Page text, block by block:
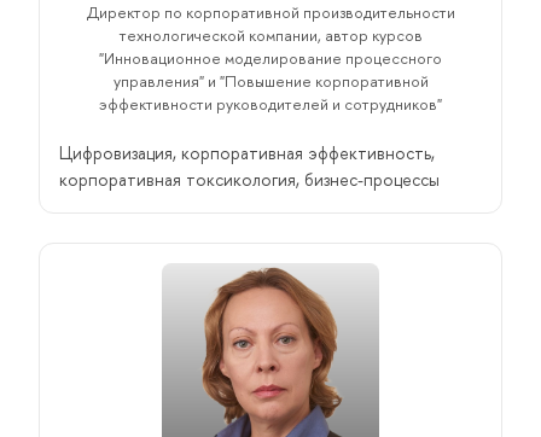
Директор по корпоративной производительности
технологической компании, автор курсов
"Инновационное моделирование процессного
управления" и "Повышение корпоративной
эффективности руководителей и сотрудников"
Цифровизация, корпоративная эффективность,
корпоративная токсикология, бизнес-процессы